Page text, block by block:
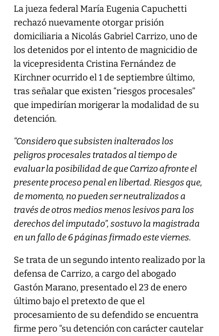
La jueza federal María Eugenia Capuchetti
rechazó nuevamente otorgar prisión
domiciliaria a Nicolás Gabriel Carrizo, uno de
los detenidos por el intento de magnicidio de
la vicepresidenta Cristina Fernández de
Kirchner ocurrido el 1 de septiembre último,
tras señalar que existen “riesgos procesales”
que impedirían morigerar la modalidad de su
detención.
“Considero que subsisten inalterados los
peligros procesales tratados al tiempo de
evaluar la posibilidad de que Carrizo afronte el
presente proceso penal en libertad. Riesgos que,
de momento, no pueden ser neutralizados a
través de otros medios menos lesivos para los
derechos del imputado”, sostuvo la magistrada
en un fallo de 6 páginas firmado este viernes.
Se trata de un segundo intento realizado por la
defensa de Carrizo, a cargo del abogado
Gastón Marano, presentado el 23 de enero
último bajo el pretexto de que el
procesamiento de su defendido se encuentra
firme pero “su detención con carácter cautelar